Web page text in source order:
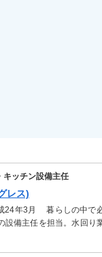
ッチン設備主任
レス)
年3月 暮らしの中で
設備主任を担当。水回